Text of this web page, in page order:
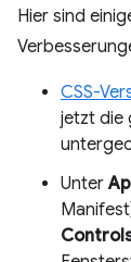
Hier sind
CSS-
jetzt die
Unter